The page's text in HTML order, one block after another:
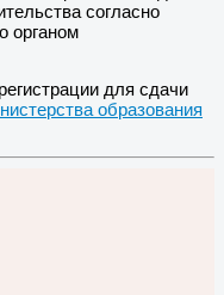
согласно
органом
для сдачи
образования